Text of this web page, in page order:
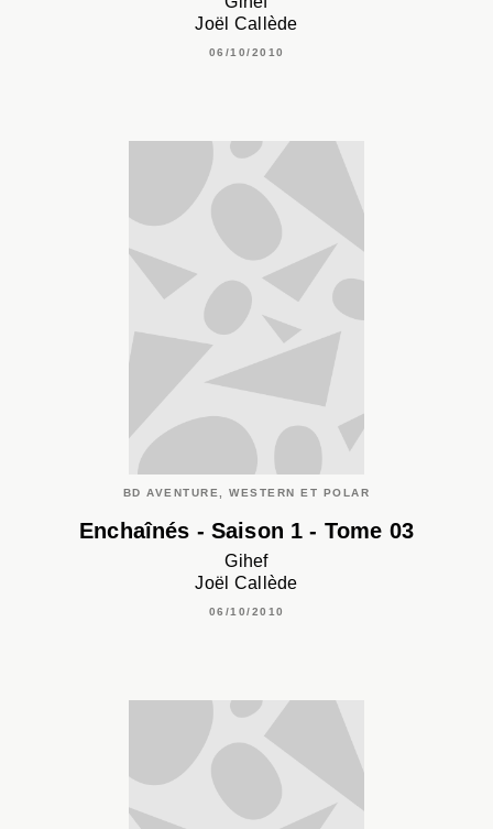
Joël Callède
06/10/2010
BD AVENTURE, WESTERN ET POLAR
Enchaînés - Saison 1 - Tome 03
Gihef
Joël Callède
06/10/2010